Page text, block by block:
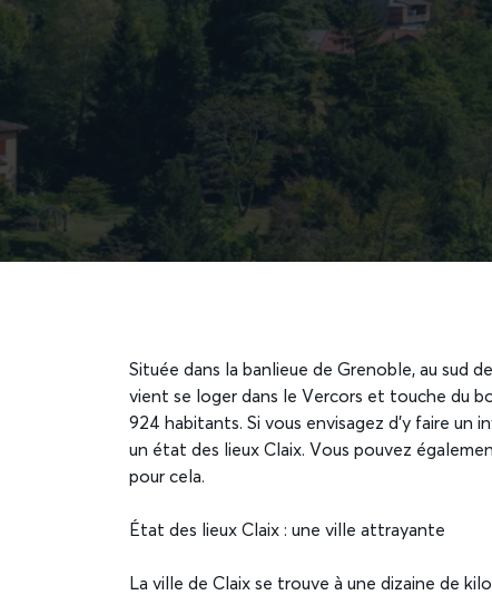
Située dans la banlieue de Grenoble, au sud
vient se loger dans le Vercors et touche du
924 habitants. Si vous envisagez d’y faire un
un état des lieux Claix. Vous pouvez
pour cela.
État des lieux Claix : une ville attrayante
La ville de Claix se trouve à une dizaine de